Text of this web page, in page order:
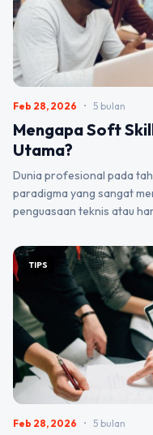
Feb 28, 2026 • 5 bulan
Mengapa Soft
Utama?
Dunia profesional pada
paradigma yang sangat
penguasaan teknis atau
TIPS
Feb 28, 2026 • 5 bulan